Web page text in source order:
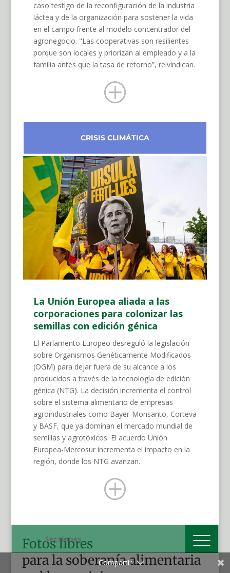
Secciones
caso testigo de la reconfiguración de la industria
láctea y de la organización para sostener la vida
en el campo frente al modelo concentrador del
agronegocio. "Las cooperativas son resilientes
porque son locales y priorizan al empleado y a la
familia antes que la tasa de retorno”, reivindican.
P
CRISIS CLIMÁTICA
La Unión Europea aliada a las
corporaciones para colonizar las
semillas con edición génica
El Parlamento Europeo desreguló la legislación
sobre Organismos Genéticamente Modificados
(OGM) para dejar fuera de su alcance a los
producidos a través de la tecnología de edición
génica (NTG). La decisión incrementa el control
sobre el sistema alimentario de empresas
agroindustriales como Bayer-Monsanto, Corteva
y BASF, que ya dominan el mercado mundial de
semillas y agrotóxicos. El acuerdo Unión
Europea-Mercosur incrementa el impacto en la
región, donde los NTG avanzan.
P
Fotos libres
para la soberanía alimentaria
Compartir